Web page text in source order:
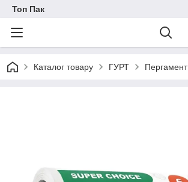
Топ Пак
Каталог товару ГУРТ Пергамент